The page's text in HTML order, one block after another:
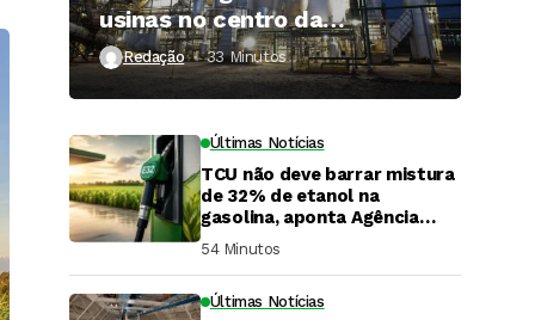
usinas no centro da
expansão do gás renovável
Redação 33 Minutos ⁮
Últimas Notícias
TCU não deve barrar mistura
de 32% de etanol na
gasolina, aponta Agência
iNFRA
54 Minutos ⁮
Últimas Notícias